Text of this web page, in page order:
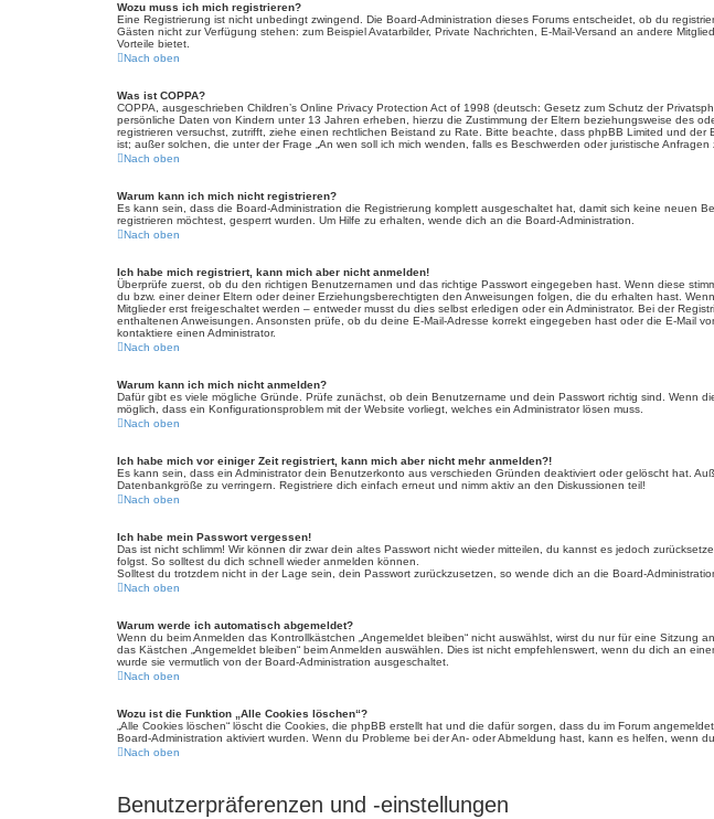
Wozu muss ich mich registrieren?
Eine Registrierung ist nicht unbedingt zwingend. Die Board-Administration dieses Forums entscheidet, ob du
Gästen nicht zur Verfügung stehen: zum Beispiel Avatarbilder, Private Nachrichten, E-Mail-Versand an andere
Vorteile bietet.
Nach oben
Was ist COPPA?
COPPA, ausgeschrieben Children’s Online Privacy Protection Act of 1998 (deutsch: Gesetz zum Schutz der
persönliche Daten von Kindern unter 13 Jahren erheben, hierzu die Zustimmung der Eltern beziehungsweise des
registrieren versuchst, zutrifft, ziehe einen rechtlichen Beistand zu Rate. Bitte beachte, dass phpBB Limited und
ist; außer solchen, die unter der Frage „An wen soll ich mich wenden, falls es Beschwerden oder juristische Anfragen
Nach oben
Warum kann ich mich nicht registrieren?
Es kann sein, dass die Board-Administration die Registrierung komplett ausgeschaltet hat, damit sich keine
registrieren möchtest, gesperrt wurden. Um Hilfe zu erhalten, wende dich an die Board-Administration.
Nach oben
Ich habe mich registriert, kann mich aber nicht anmelden!
Überprüfe zuerst, ob du den richtigen Benutzernamen und das richtige Passwort eingegeben hast. Wenn diese
du bzw. einer deiner Eltern oder deiner Erziehungsberechtigten den Anweisungen folgen, die du erhalten hast.
Mitglieder erst freigeschaltet werden – entweder musst du dies selbst erledigen oder ein Administrator. Bei der
enthaltenen Anweisungen. Ansonsten prüfe, ob du deine E-Mail-Adresse korrekt eingegeben hast oder die E-Mail
kontaktiere einen Administrator.
Nach oben
Warum kann ich mich nicht anmelden?
Dafür gibt es viele mögliche Gründe. Prüfe zunächst, ob dein Benutzername und dein Passwort richtig sind. Wenn
möglich, dass ein Konfigurationsproblem mit der Website vorliegt, welches ein Administrator lösen muss.
Nach oben
Ich habe mich vor einiger Zeit registriert, kann mich aber nicht mehr anmelden?!
Es kann sein, dass ein Administrator dein Benutzerkonto aus verschieden Gründen deaktiviert oder gelöscht hat.
Datenbankgröße zu verringern. Registriere dich einfach erneut und nimm aktiv an den Diskussionen teil!
Nach oben
Ich habe mein Passwort vergessen!
Das ist nicht schlimm! Wir können dir zwar dein altes Passwort nicht wieder mitteilen, du kannst es jedoch
folgst. So solltest du dich schnell wieder anmelden können.
Solltest du trotzdem nicht in der Lage sein, dein Passwort zurückzusetzen, so wende dich an die Board-
Nach oben
Warum werde ich automatisch abgemeldet?
Wenn du beim Anmelden das Kontrollkästchen „Angemeldet bleiben“ nicht auswählst, wirst du nur für eine
das Kästchen „Angemeldet bleiben“ beim Anmelden auswählen. Dies ist nicht empfehlenswert, wenn du dich an
wurde sie vermutlich von der Board-Administration ausgeschaltet.
Nach oben
Wozu ist die Funktion „Alle Cookies löschen“?
„Alle Cookies löschen“ löscht die Cookies, die phpBB erstellt hat und die dafür sorgen, dass du im Forum
Board-Administration aktiviert wurden. Wenn du Probleme bei der An- oder Abmeldung hast, kann es helfen, wenn
Nach oben
Benutzerpräferenzen und -einstellungen